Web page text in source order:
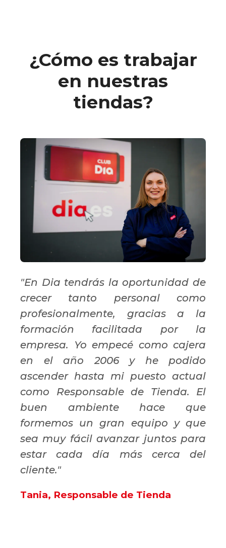
¿Cómo es trabajar
en nuestras
tiendas?
"En Dia tendrás la oportunidad de
crecer tanto personal como
profesionalmente, gracias a la
formación facilitada por la
empresa. Yo empecé como cajera
en el año 2006 y he podido
ascender hasta mi puesto actual
como Responsable de Tienda. El
buen ambiente hace que
formemos un gran equipo y que
sea muy fácil avanzar juntos para
estar cada día más cerca del
cliente."
Tania, Responsable de Tienda